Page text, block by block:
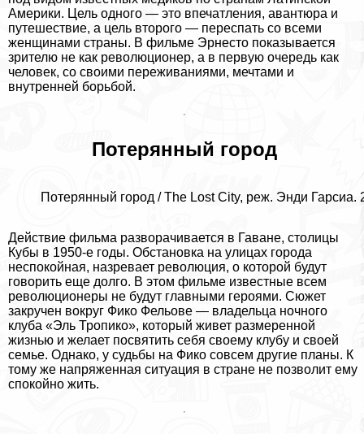
Америки. Цель одного — это впечатления, авантюра и
путешествие, а цель второго — переспать со всеми
женщинами страны. В фильме Эрнесто показывается
зрителю не как революционер, а в первую очередь как
человек, со своими переживаниями, мечтами и
внутренней борьбой.
Потерянный город
Потерянный город / The Lost City, реж. Энди Гарсиа.
Действие фильма разворачивается в Гаване, столицы
Кубы в 1950-е годы. Обстановка на улицах города
неспокойная, назревает революция, о которой будут
говорить еще долго. В этом фильме известные всем
революционеры не будут главными героями. Сюжет
закручен вокруг Фико Фельове — владельца ночного
клуба «Эль Тропико», который живет размеренной
жизнью и желает посвятить себя своему клубу и своей
семье. Однако, у судьбы на Фико совсем другие планы. К
тому же напряженная ситуация в стране не позволит ему
спокойно жить.